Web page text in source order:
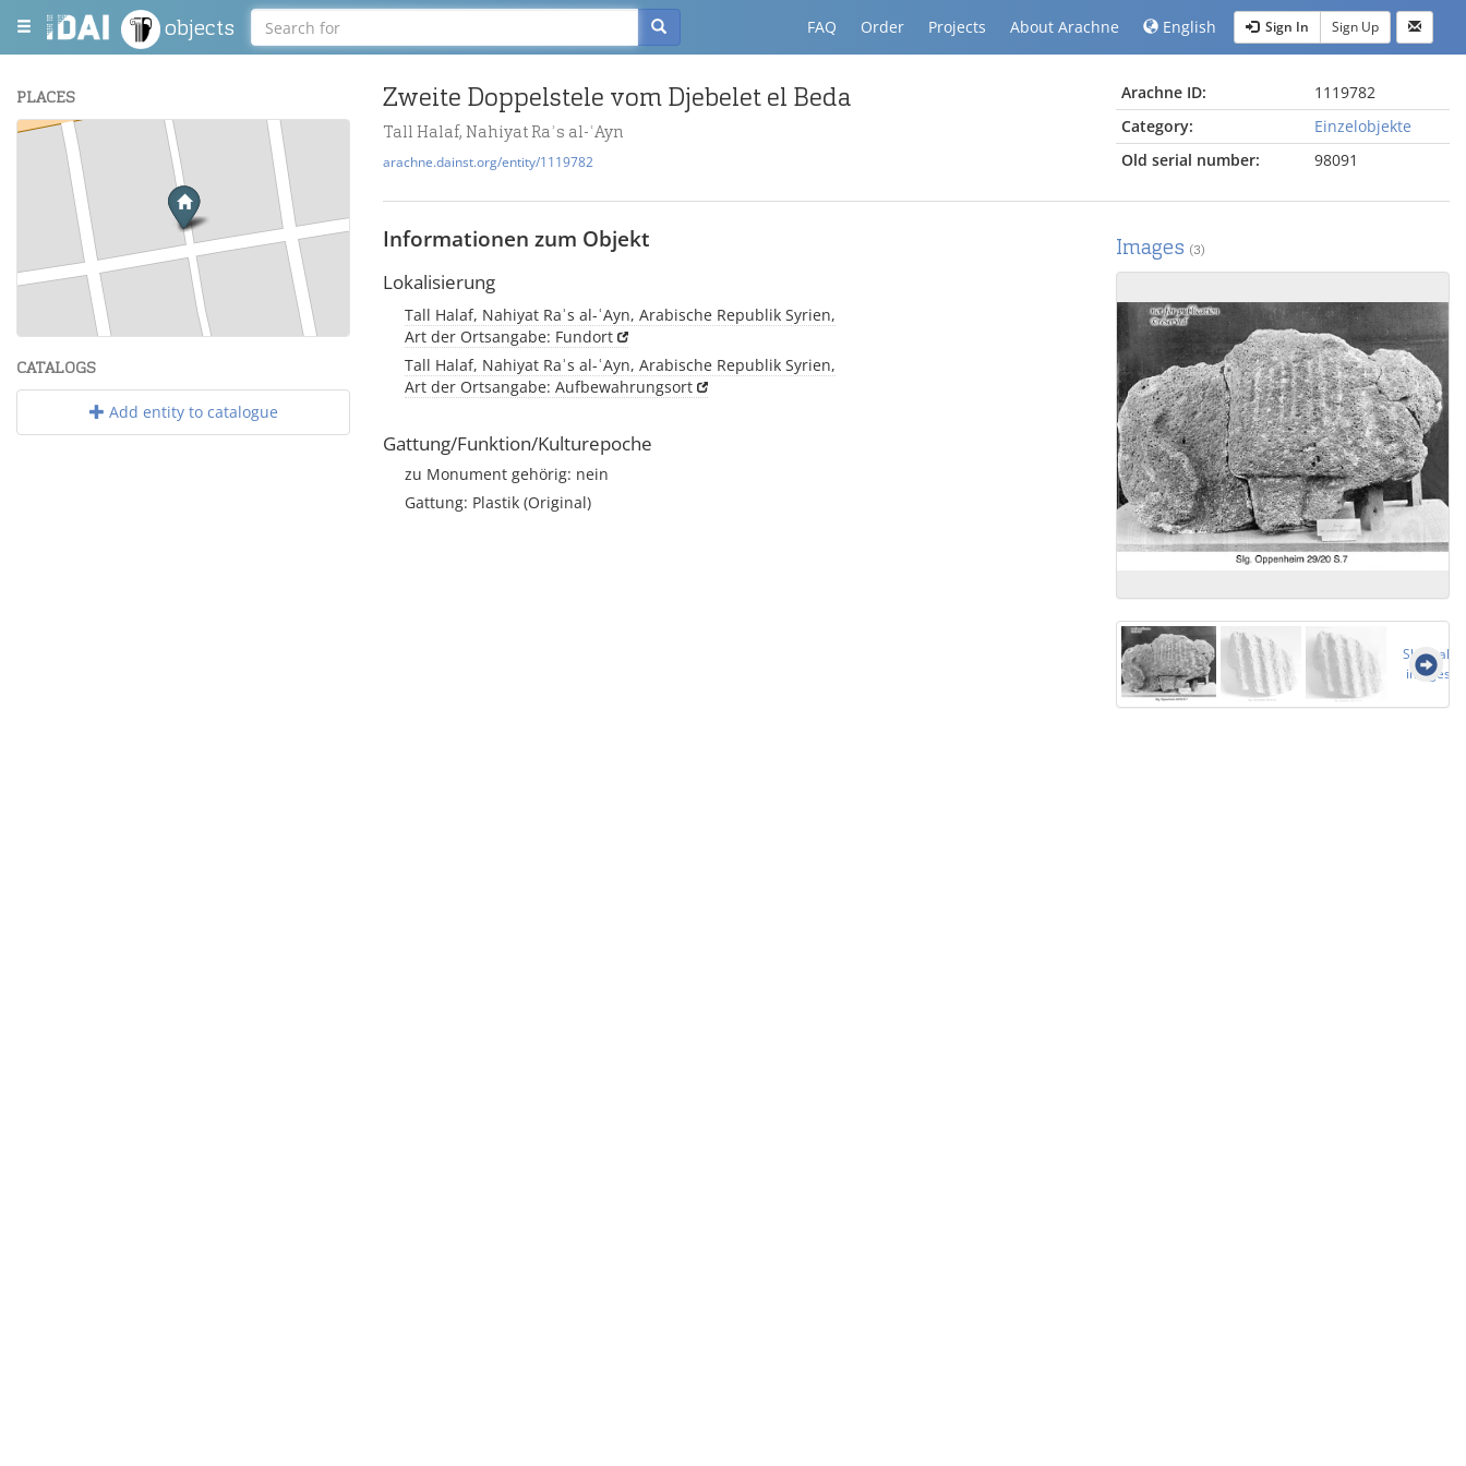
objects FAQ Order Projects About Arachne English Sign In Sign Up
PLACES
| Maps and Data © OpenStreetMap
CATALOGS
Add entity to catalogue
Zweite Doppelstele vom Djebelet el Beda
Tall Halaf, Nahiyat Raʾs al-ʿAyn
arachne.dainst.org/entity/1119782
Arachne ID:
1119782
Category:
Einzelobjekte
Old serial number:
98091
Informationen zum Objekt
Lokalisierung
Tall Halaf, Nahiyat Raʾs al-ʿAyn, Arabische Republik Syrien,
Art der Ortsangabe: Fundort
Tall Halaf, Nahiyat Raʾs al-ʿAyn, Arabische Republik Syrien,
Art der Ortsangabe: Aufbewahrungsort
Gattung/Funktion/Kulturepoche
zu Monument gehörig: nein
Gattung: Plastik (Original)
Images (3)
Show all
images